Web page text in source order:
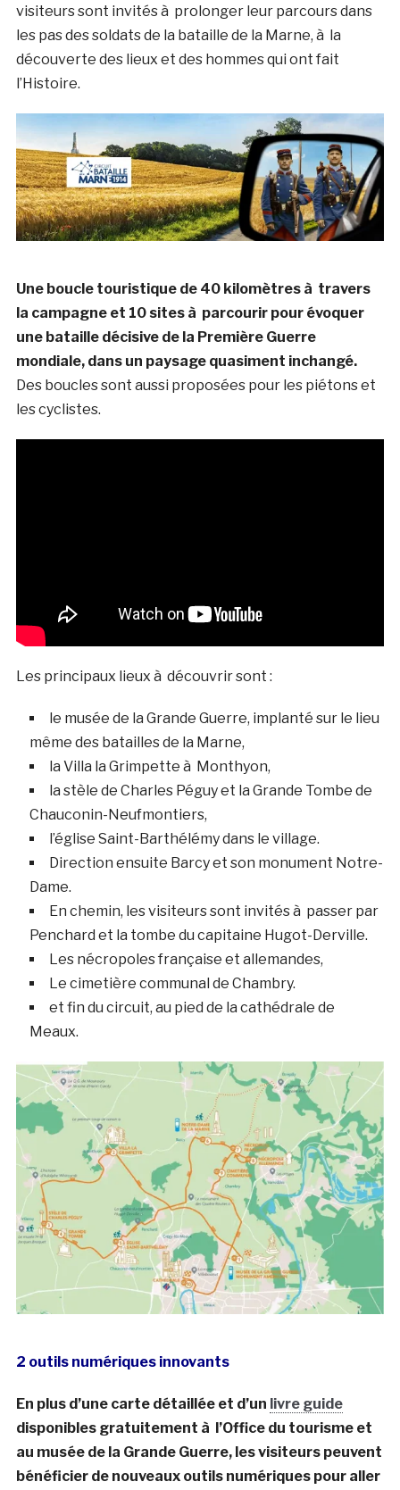
visiteurs sont invités à prolonger leur parcours dans
les pas des soldats de la bataille de la Marne, à la
découverte des lieux et des hommes qui ont fait
l’Histoire.
Une boucle touristique de 40 kilomètres à travers
la campagne et 10 sites à parcourir pour évoquer
une bataille décisive de la Première Guerre
mondiale, dans un paysage quasiment inchangé.
Des boucles sont aussi proposées pour les piétons et
les cyclistes.
Les principaux lieux à découvrir sont :
le musée de la Grande Guerre, implanté sur le lieu
même des batailles de la Marne,
la Villa la Grimpette à Monthyon,
la stèle de Charles Péguy et la Grande Tombe de
Chauconin-Neufmontiers,
l’église Saint-Barthélémy dans le village.
Direction ensuite Barcy et son monument Notre-
Dame.
En chemin, les visiteurs sont invités à passer par
Penchard et la tombe du capitaine Hugot-Derville.
Les nécropoles française et allemandes,
Le cimetière communal de Chambry.
et fin du circuit, au pied de la cathédrale de
Meaux.
2 outils numériques innovants
En plus d’une carte détaillée et d’un livre guide
disponibles gratuitement à l’Office du tourisme et
au musée de la Grande Guerre, les visiteurs peuvent
bénéficier de nouveaux outils numériques pour aller